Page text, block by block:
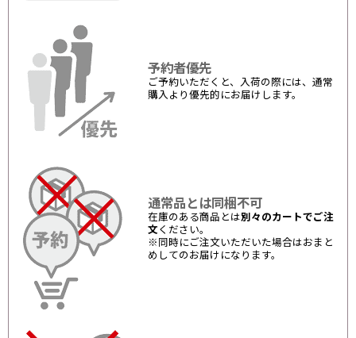
予約者優先
ご予約いただくと、入荷の際には、通常
購入より優先的にお届けします。
通常品とは同梱不可
在庫のある商品とは別々のカートでご注
文 ください。
※同時にご注文いただいた場合はおまと
めしてのお届けになります。